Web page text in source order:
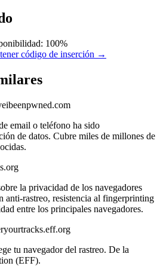
100%
código de inserción →
email o teléfono ha sido
de datos. Cubre miles de millones de
la privacidad de los navegadores
anti-rastreo, resistencia al fingerprinting
entre los principales navegadores.
tu navegador del rastreo. De la
(EFF).